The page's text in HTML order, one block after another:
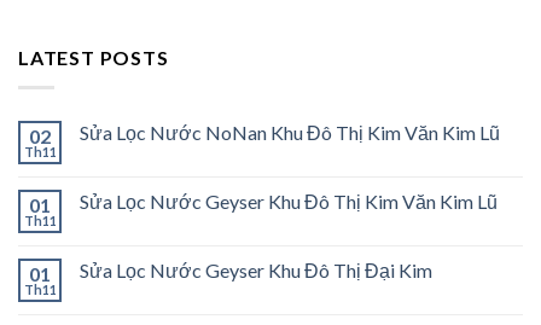
LATEST POSTS
02
Th11
Sửa Lọc Nước NoNan Khu Đô Thị Kim Văn Kim Lũ
01
Th11
Sửa Lọc Nước Geyser Khu Đô Thị Kim Văn Kim Lũ
01
Th11
Sửa Lọc Nước Geyser Khu Đô Thị Đại Kim